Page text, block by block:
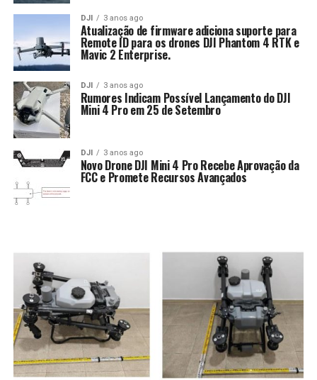
DJI 3 anos ago
Atualização de firmware adiciona suporte para
Remote ID para os drones DJI Phantom 4 RTK e
Mavic 2 Enterprise.
DJI 3 anos ago
Rumores Indicam Possível Lançamento do DJI
Mini 4 Pro em 25 de Setembro
DJI 3 anos ago
Novo Drone DJI Mini 4 Pro Recebe Aprovação da
FCC e Promete Recursos Avançados